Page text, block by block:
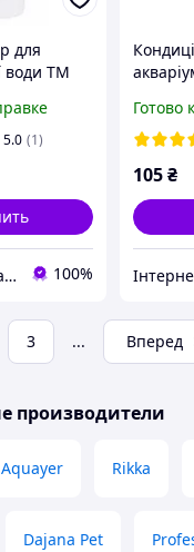
для
води TM
5.0 (1)
Інтернет-магазин "Aquahim Spiritol" 100%
Proffi,
Готово
105₴
3 ... Вперед
производители
Aquayer Rikka
Dajana Pet